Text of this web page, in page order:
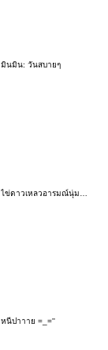
มินมิน: วันสบายๆ
หนีปาาาย =_=''